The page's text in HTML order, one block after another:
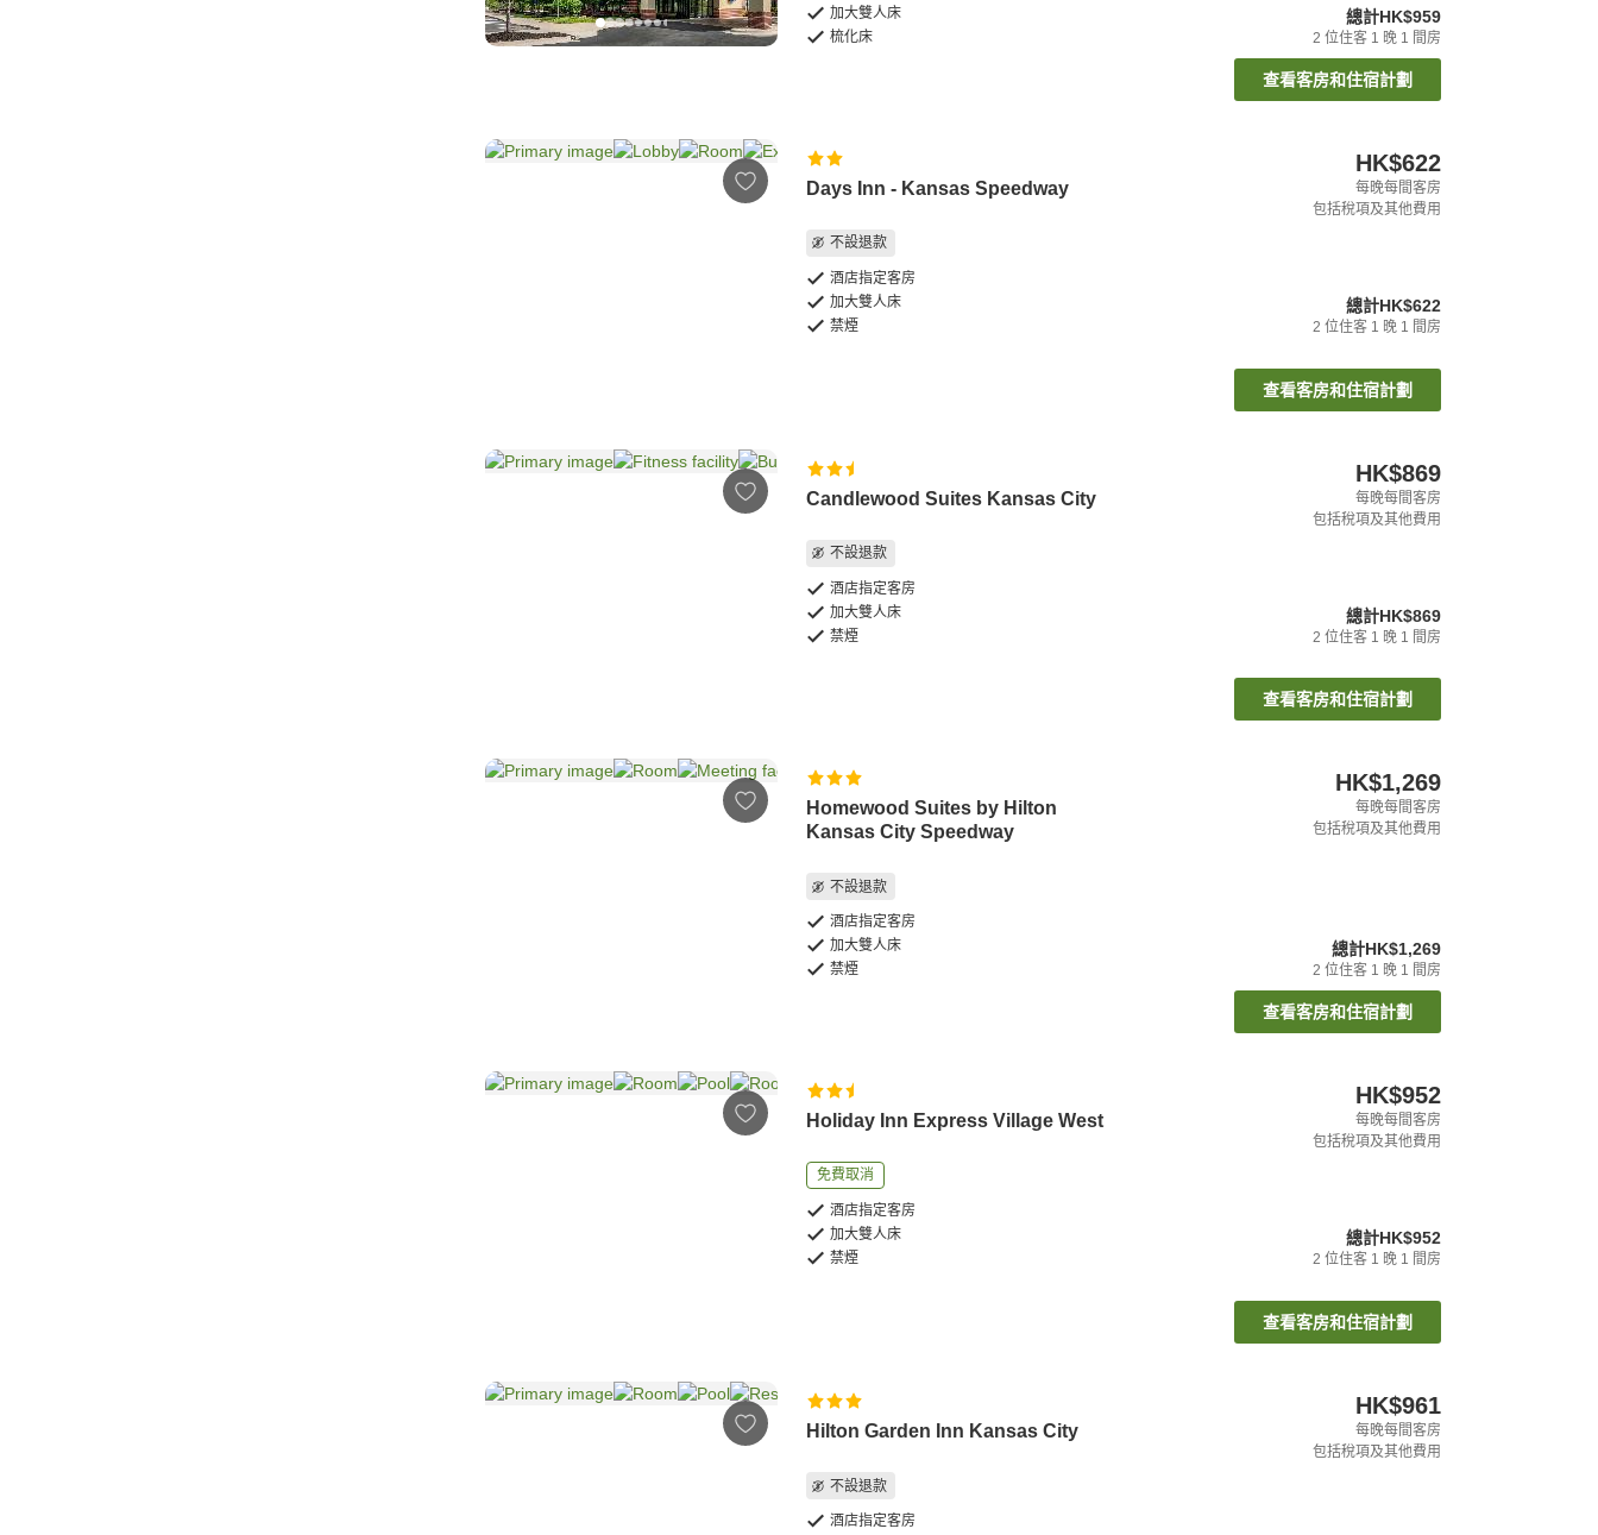
加大雙人床
梳化床
總計HK$959
2 位住客 1 晚 1 間房
查看客房和住宿計劃
Days Inn - Kansas Speedway
不設退款
酒店指定客房
加大雙人床
禁煙
HK$622
每晚每間客房
包括稅項及其他費用
總計HK$622
2 位住客 1 晚 1 間房
查看客房和住宿計劃
Candlewood Suites Kansas City
不設退款
酒店指定客房
加大雙人床
禁煙
HK$869
每晚每間客房
包括稅項及其他費用
總計HK$869
2 位住客 1 晚 1 間房
查看客房和住宿計劃
Homewood Suites by Hilton
Kansas City Speedway
不設退款
酒店指定客房
加大雙人床
禁煙
HK$1,269
每晚每間客房
包括稅項及其他費用
總計HK$1,269
2 位住客 1 晚 1 間房
查看客房和住宿計劃
Holiday Inn Express Village West
免費取消
酒店指定客房
加大雙人床
禁煙
HK$952
每晚每間客房
包括稅項及其他費用
總計HK$952
2 位住客 1 晚 1 間房
查看客房和住宿計劃
Hilton Garden Inn Kansas City
不設退款
酒店指定客房
HK$961
每晚每間客房
包括稅項及其他費用